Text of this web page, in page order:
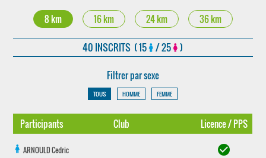
8 km 16 km 24 km 36 km
40 INSCRITS ( 15 / 25 )
Filtrer par sexe
TOUS HOMME FEMME
Participants Club Licence / PPS
ARNOULDCedric check_circle